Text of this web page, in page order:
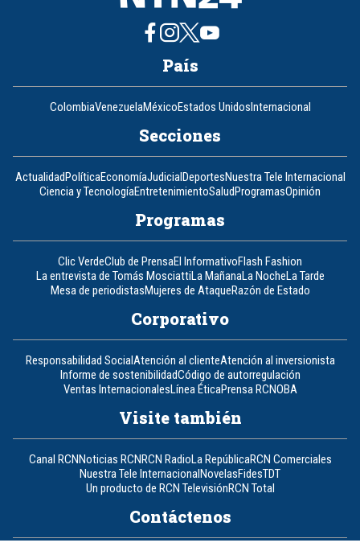
País
ColombiaVenezuelaMéxicoEstados UnidosInternacional
Secciones
ActualidadPolíticaEconomíaJudicialDeportesNuestra Tele Internacional
Ciencia y TecnologíaEntretenimientoSaludProgramasOpinión
Programas
Clic VerdeClub de PrensaEl InformativoFlash Fashion
La entrevista de Tomás MosciattiLa MañanaLa NocheLa Tarde
Mesa de periodistasMujeres de AtaqueRazón de Estado
Corporativo
Responsabilidad SocialAtención al clienteAtención al inversionista
Informe de sostenibilidadCódigo de autorregulación
Ventas InternacionalesLínea ÉticaPrensa RCNOBA
Visite también
Canal RCNNoticias RCNRCN RadioLa RepúblicaRCN Comerciales
Nuestra Tele InternacionalNovelasFidesTDT
Un producto de RCN TelevisiónRCN Total
Contáctenos